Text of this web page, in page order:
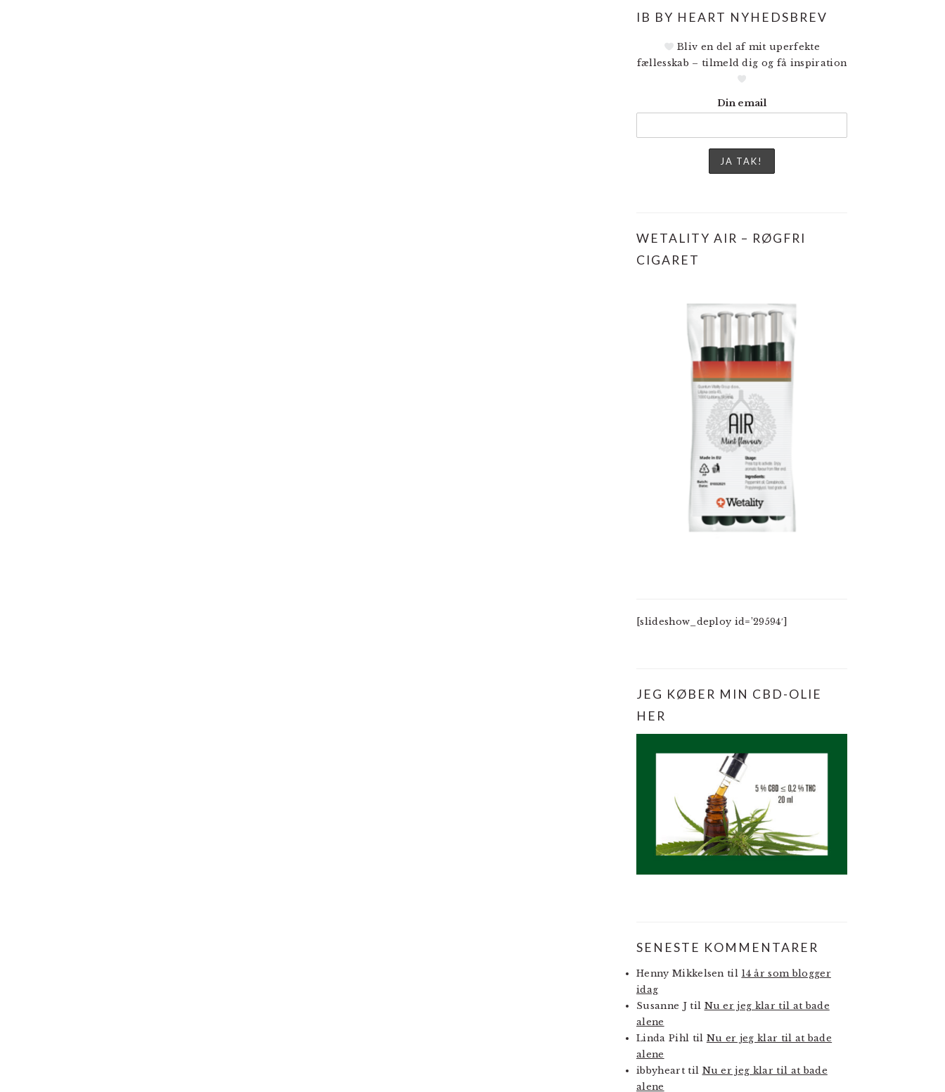
IB BY HEART NYHEDSBREV
Bliv en del af mit uperfekte
fællesskab – tilmeld dig og få inspiration
Din email
WETALITY AIR – RØGFRI
CIGARET
[slideshow_deploy id=’29594′]
JEG KØBER MIN CBD-OLIE
HER
SENESTE KOMMENTARER
Henny Mikkelsen til 14 år som blogger
idag
Susanne Jtil Nu er jeg klar til at bade
alene
Linda Pihl til Nu er jeg klar til at bade
alene
ibbyhearttil Nu er jeg klar til at bade
alene